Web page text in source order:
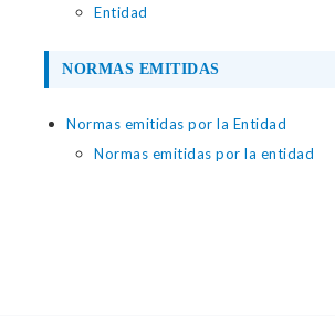
Entidad
NORMAS EMITIDAS
Normas emitidas por la Entidad
Normas emitidas por la entidad